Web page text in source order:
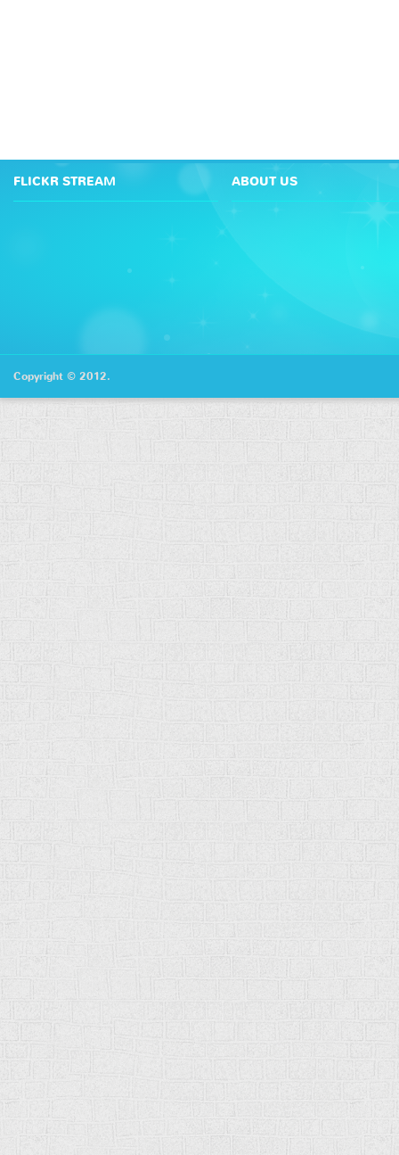
FLICKR STREAM ABOUT US
Copyright © 2012.